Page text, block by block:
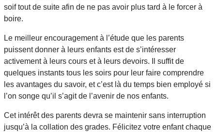
soif tout de suite afin de ne pas avoir plus tard à le forcer à
boire.
Le meilleur encouragement à l’étude que les parents
puissent donner à leurs enfants est de s’intéresser
activement à leurs cours et à leurs devoirs. Il suffit de
quelques instants tous les soirs pour leur faire comprendre
les avantages du savoir, et c’est là du temps bien employé si
l’on songe qu’il s’agit de l’avenir de nos enfants.
Cet intérêt des parents devra se maintenir sans interruption
jusqu’à la collation des grades. Félicitez votre enfant chaque